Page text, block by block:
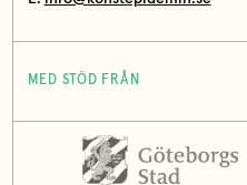
MED STÖD FRÅN